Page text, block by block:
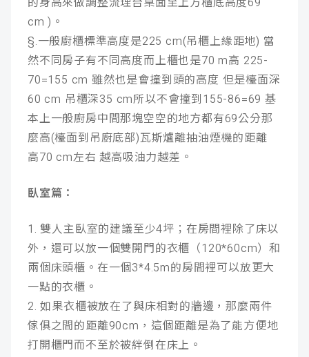
的身高來做調整流理台桌面至上方櫃底高度69
cm )。
§.一般廚櫃標準高度是225 cm(吊櫃上緣距地) 當
然不同房子有不同高度而上櫃也是70 m高 225-
70=155 cm 雖然也是會撞到頭的高度 但是檯面深
60 cm 吊櫃深35 cm所以不會撞到155-86=69 基
本上一般廚房中間那塊空空的地方都有69公分那
麼高(檯面到吊廚底部)瓦斯爐離抽油煙機的距離
高70 cm左右 越高吸油力越差。
臥室篇：
1. 雙人主臥室的建議至少4坪；在房間裡除了床以
外，還可以放一個雙開門的衣櫃（120*60cm）和
兩個床頭櫃。在一個3*4.5m的房間裡可以放更大
一點的衣櫃。
2. 如果衣櫃被放在了與床相對的牆邊，那麼兩件
傢俱之間的距離90cm，這個距離是為了能方便地
打開櫃門而不至於被絆倒在床上。